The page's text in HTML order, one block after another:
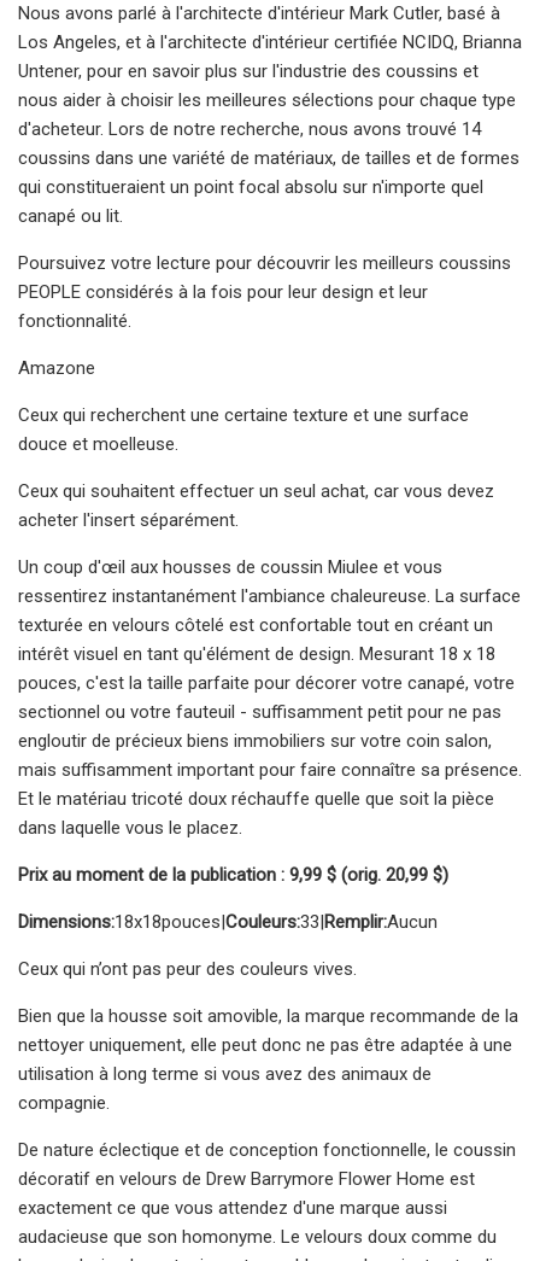
Nous avons parlé à l'architecte d'intérieur Mark Cutler, basé à
Los Angeles, et à l'architecte d'intérieur certifiée NCIDQ, Brianna
Untener, pour en savoir plus sur l'industrie des coussins et
nous aider à choisir les meilleures sélections pour chaque type
d'acheteur. Lors de notre recherche, nous avons trouvé 14
coussins dans une variété de matériaux, de tailles et de formes
qui constitueraient un point focal absolu sur n'importe quel
canapé ou lit.
Poursuivez votre lecture pour découvrir les meilleurs coussins
PEOPLE considérés à la fois pour leur design et leur
fonctionnalité.
Amazone
Ceux qui recherchent une certaine texture et une surface
douce et moelleuse.
Ceux qui souhaitent effectuer un seul achat, car vous devez
acheter l'insert séparément.
Un coup d'œil aux housses de coussin Miulee et vous
ressentirez instantanément l'ambiance chaleureuse. La surface
texturée en velours côtelé est confortable tout en créant un
intérêt visuel en tant qu'élément de design. Mesurant 18 x 18
pouces, c'est la taille parfaite pour décorer votre canapé, votre
sectionnel ou votre fauteuil - suffisamment petit pour ne pas
engloutir de précieux biens immobiliers sur votre coin salon,
mais suffisamment important pour faire connaître sa présence.
Et le matériau tricoté doux réchauffe quelle que soit la pièce
dans laquelle vous le placez.
Prix ​​au moment de la publication : 9,99 $ (orig. 20,99 $)
Dimensions:18x18pouces|Couleurs:33|Remplir:Aucun
Ceux qui n’ont pas peur des couleurs vives.
Bien que la housse soit amovible, la marque recommande de la
nettoyer uniquement, elle peut donc ne pas être adaptée à une
utilisation à long terme si vous avez des animaux de
compagnie.
De nature éclectique et de conception fonctionnelle, le coussin
décoratif en velours de Drew Barrymore Flower Home est
exactement ce que vous attendez d'une marque aussi
audacieuse que son homonyme. Le velours doux comme du